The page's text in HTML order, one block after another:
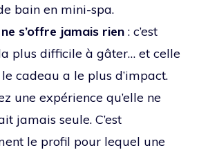
bain en mini-spa.
s’offre jamais rien : c’est
plus difficile à gâter… et celle
cadeau a le plus d’impact.
une expérience qu’elle ne
jamais seule. C’est
le profil pour lequel une